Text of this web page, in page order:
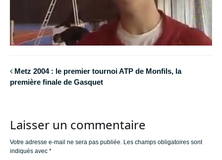
Metz 2004 : le premier tournoi ATP de Monfils, la
première finale de Gasquet
Laisser un commentaire
Votre adresse e-mail ne sera pas publiée. Les champs obligatoires sont
indiqués avec *